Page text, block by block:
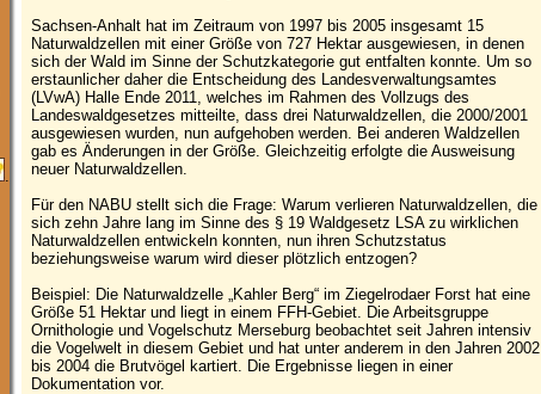
.
Sachsen-Anhalt hat im Zeitraum von 1997 bis 2005 insgesamt 15
Naturwaldzellen mit einer Größe von 727 Hektar ausgewiesen, in denen
sich der Wald im Sinne der Schutzkategorie gut entfalten konnte. Um so
erstaunlicher daher die Entscheidung des Landesverwaltungsamtes
(LVwA) Halle Ende 2011, welches im Rahmen des Vollzugs des
Landeswaldgesetzes mitteilte, dass drei Naturwaldzellen, die 2000/2001
ausgewiesen wurden, nun aufgehoben werden. Bei anderen Waldzellen
gab es Änderungen in der Größe. Gleichzeitig erfolgte die Ausweisung
neuer Naturwaldzellen.
Für den NABU stellt sich die Frage: Warum verlieren Naturwaldzellen, die
sich zehn Jahre lang im Sinne des § 19 Waldgesetz LSA zu wirklichen
Naturwaldzellen entwickeln konnten, nun ihren Schutzstatus
beziehungsweise warum wird dieser plötzlich entzogen?
Beispiel: Die Naturwaldzelle „Kahler Berg“ im Ziegelrodaer Forst hat eine
Größe 51 Hektar und liegt in einem FFH-Gebiet. Die Arbeitsgruppe
Ornithologie und Vogelschutz Merseburg beobachtet seit Jahren intensiv
die Vogelwelt in diesem Gebiet und hat unter anderem in den Jahren 2002
bis 2004 die Brutvögel kartiert. Die Ergebnisse liegen in einer
Dokumentation vor.